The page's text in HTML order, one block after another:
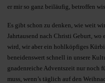
er mir so ganz beiläufig, betroffen
Es gibt schon zu denken, wie weit
Jahrtausend nach Christi Geburt,
wird, wir aber ein hohlköpfiges
beneidenswert schnell in unsere
gnadenreiche Adventszeit nur noch
muss, wenn’s täglich auf den